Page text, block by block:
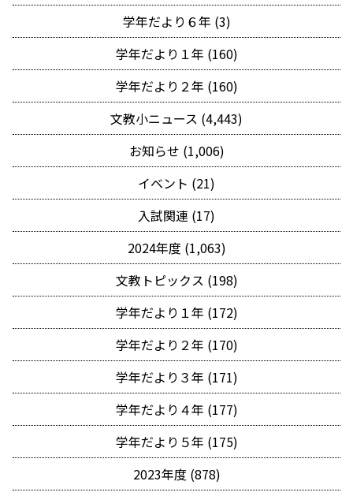
学年だより６年 (3)
学年だより１年 (160)
学年だより２年 (160)
文教小ニュース (4,443)
お知らせ (1,006)
イベント (21)
入試関連 (17)
2024年度 (1,063)
文教トピックス (198)
学年だより１年 (172)
学年だより２年 (170)
学年だより３年 (171)
学年だより４年 (177)
学年だより５年 (175)
2023年度 (878)